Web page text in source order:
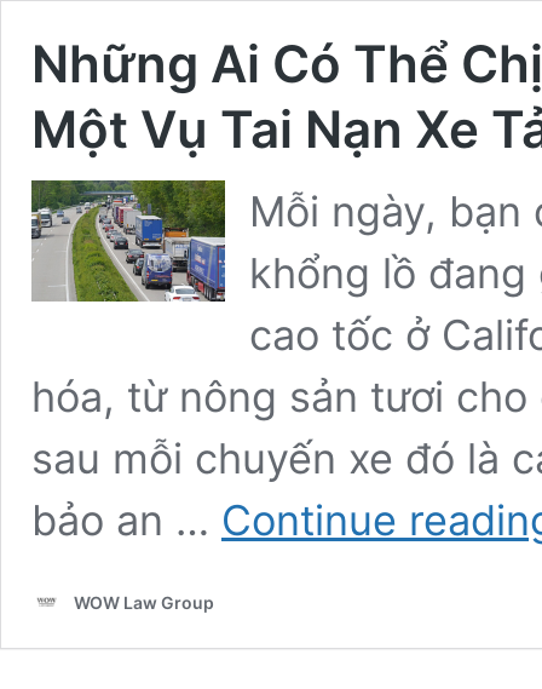
Những Ai Có Thể
Một Vụ Tai Nạn Xe
Mỗi ngày,
khổng lồ
cao tốc ở
hóa, từ nông sản tươi
sau mỗi chuyến xe đó là
bảo an … Continue
WOW Law Group